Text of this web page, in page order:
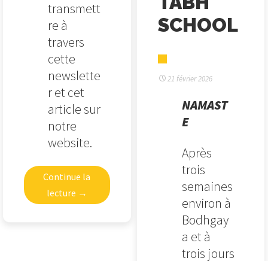
transmett
re à
travers
cette
newslette
r et cet
article sur
notre
website.
Continue la
lecture →
SCHOOL
21 février 2026
NAMAST
E
Après
trois
semaines
environ à
Bodhgay
a et à
trois jours